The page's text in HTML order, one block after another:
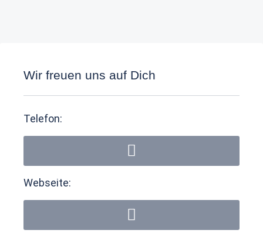
Wir freuen uns auf Dich
Telefon:
Webseite: